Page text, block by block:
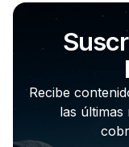
Recibe
las últimas